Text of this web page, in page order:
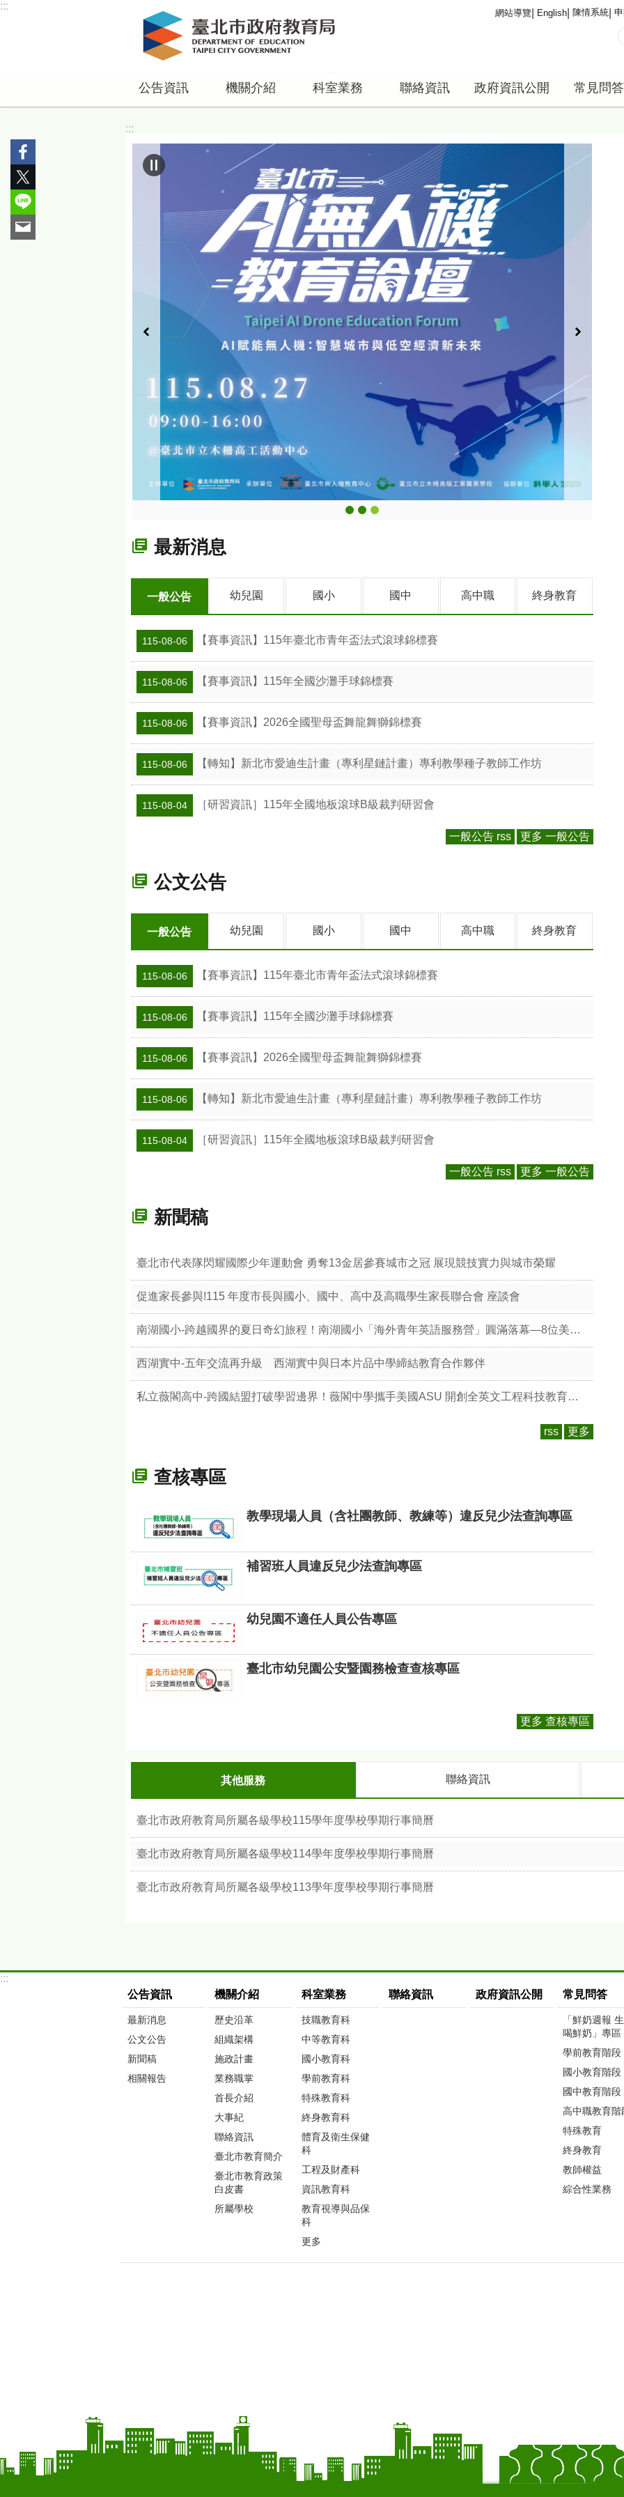
跳到主要內容區塊
:::
網站導覽 English 陳情系統
公告資訊 機關介紹 科室業務 聯絡資訊 政府資訊公開 常見問答
:::
最新消息
一般公告 幼兒園 國小 國中 高中職 終身教育
115-08-06 【賽事資訊】115年臺北市青年盃法式滾球錦標賽
115-08-06 【賽事資訊】115年全國沙灘手球錦標賽
115-08-06 【賽事資訊】2026全國聖母盃舞龍舞獅錦標賽
115-08-06 【轉知】新北市愛迪生計畫（專利星鏈計畫）專利教學種子教師工作坊
115-08-04 ［研習資訊］115年全國地板滾球B級裁判研習會
一般公告 rss 更多 一般公告
公文公告
一般公告 幼兒園 國小 國中 高中職 終身教育
115-08-06 【賽事資訊】115年臺北市青年盃法式滾球錦標賽
115-08-06 【賽事資訊】115年全國沙灘手球錦標賽
115-08-06 【賽事資訊】2026全國聖母盃舞龍舞獅錦標賽
115-08-06 【轉知】新北市愛迪生計畫（專利星鏈計畫）專利教學種子教師工作坊
115-08-04 ［研習資訊］115年全國地板滾球B級裁判研習會
一般公告 rss 更多 一般公告
新聞稿
臺北市代表隊閃耀國際少年運動會 勇奪13金居參賽城市之冠 展現競技實力與城市榮耀
促進家長參與!115 年度市長與國小、國中、高中及高職學生家長聯合會 座談會
南湖國小-跨越國界的夏日奇幻旅程！南湖國小「海外青年英語服務營」圓滿落幕—8位美加志工攜手64位學員雙向學習，結合校本「天文與陶藝」展現臺灣文化魅力
西湖實中-五年交流再升級 西湖實中與日本片品中學締結教育合作夥伴
私立薇閣高中-跨國結盟打破學習邊界！薇閣中學攜手美國ASU 開創全英文工程科技教育新局
rss 更多
查核專區
教學現場人員（含社團教師、教練等）違反兒少法查詢專區
補習班人員違反兒少法查詢專區
幼兒園不適任人員公告專區
臺北市幼兒園公安暨園務檢查查核專區
更多 查核專區
其他服務 聯絡資訊
臺北市政府教育局所屬各級學校115學年度學校學期行事簡曆
臺北市政府教育局所屬各級學校114學年度學校學期行事簡曆
臺北市政府教育局所屬各級學校113學年度學校學期行事簡曆
:::
公告資訊
最新消息
公文公告
新聞稿
相關報告
機關介紹
歷史沿革
組織架構
施政計畫
業務職掌
首長介紹
大事紀
聯絡資訊
臺北市教育簡介
臺北市教育政策
白皮書
所屬學校
科室業務
技職教育科
中等教育科
國小教育科
學前教育科
特殊教育科
終身教育科
體育及衛生保健
科
工程及財產科
資訊教育科
教育視導與品保
科
更多
聯絡資訊 政府資訊公開 常見問答
「鮮奶週報
喝鮮奶」專區
學前教育階段
國小教育階段
國中教育階段
高中職教育階
特殊教育
終身教育
教師權益
綜合性業務